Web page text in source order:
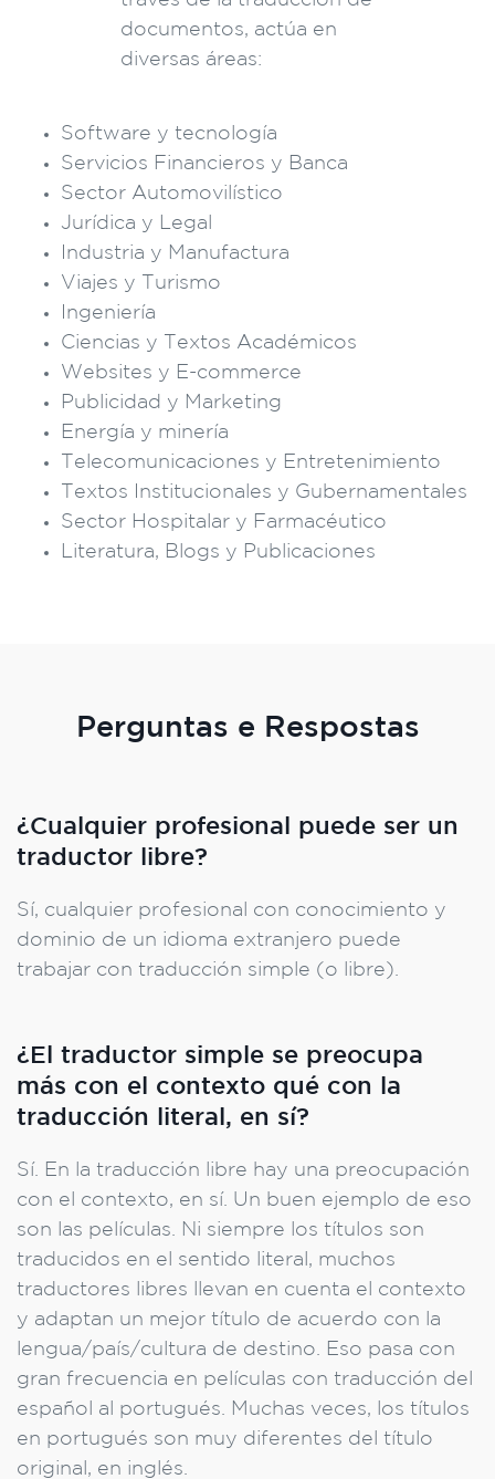
Software y tecnología
Servicios Financieros y Banca
Sector Automovilístico
Jurídica y Legal
Industria y Manufactura
Viajes y Turismo
Ingeniería
Ciencias y Textos Académicos
Websites y E-commerce
Publicidad y Marketing
Energía y minería
Telecomunicaciones y Entretenimiento
Textos Institucionales y Gubernamentales
Sector Hospitalar y Farmacéutico
Literatura, Blogs y Publicaciones
Perguntas e Respostas
¿Cualquier profesional puede ser un
traductor libre?
Sí, cualquier profesional con conocimiento y
dominio de un idioma extranjero puede
trabajar con traducción simple (o libre).
¿El traductor simple se preocupa
más con el contexto qué con la
traducción literal, en sí?
Sí. En la traducción libre hay una preocupación
con el contexto, en sí. Un buen ejemplo de eso
son las películas. Ni siempre los títulos son
traducidos en el sentido literal, muchos
traductores libres llevan en cuenta el contexto
y adaptan un mejor título de acuerdo con la
lengua/país/cultura de destino. Eso pasa con
gran frecuencia en películas con traducción del
español al portugués. Muchas veces, los títulos
en portugués son muy diferentes del título
original, en inglés.